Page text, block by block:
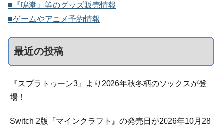
■『鳴潮』等のグッズ販売情報
■ゲームやアニメ予約情報
最近の投稿
『スプラトゥーン3』より2026年秋冬柄のソックスが登
場！
Switch 2版『マインクラフト』の発売日が2026年10月28